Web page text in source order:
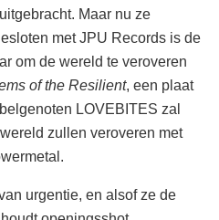
Maar nu ze
met JPU Records is de
om de wereld te veroveren
of the Resilient, een plaat
LOVEBITES zal
zullen veroveren met
urgentie, en alsof ze de